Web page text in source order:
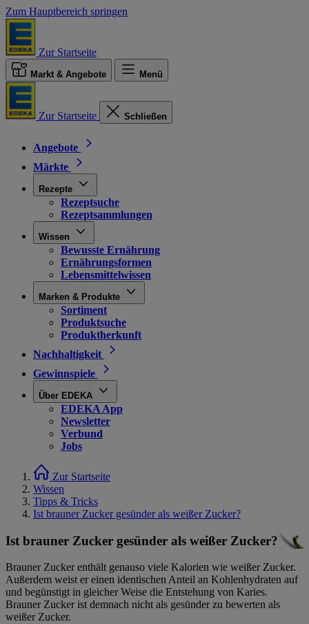
Zum Hauptbereich springen
Zur Startseite
Markt & Angebote Menü
Zur Startseite Schließen
Angebote
Märkte
Rezepte
Rezeptsuche
Rezeptsammlungen
Wissen
Bewusste Ernährung
Ernährungsformen
Lebensmittelwissen
Marken & Produkte
Sortiment
Produktsuche
Produktherkunft
Nachhaltigkeit
Gewinnspiele
Über EDEKA
EDEKA App
Newsletter
Verbund
Jobs
Zur Startseite
Wissen
Tipps & Tricks
Ist brauner Zucker gesünder als weißer Zucker?
Ist brauner Zucker gesünder als weißer Zucker?
Brauner Zucker enthält genauso viele Kalorien wie weißer Zucker.
Außerdem weist er einen identischen Anteil an Kohlenhydraten auf
und begünstigt in gleicher Weise die Entstehung von Karies.
Brauner Zucker ist demnach nicht als gesünder zu bewerten als
weißer Zucker.